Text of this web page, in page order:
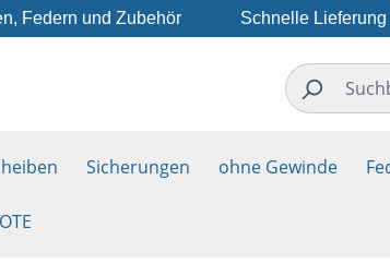
Federn und Zubehör Schnelle
Sicherungen ohne Gewinde